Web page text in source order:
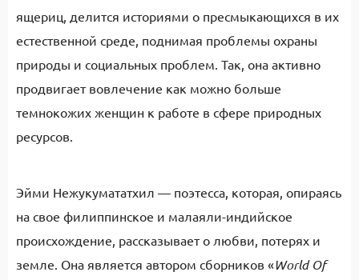
ящериц, делится историями о пресмыкающихся в их
естественной среде, поднимая проблемы охраны
природы и социальных проблем. Так, она активно
продвигает вовлечение как можно больше
темнокожих женщин к работе в сфере природных
ресурсов.
Эйми Нежукумататхил — поэтесса, которая, опираясь
на свое филиппинское и малаяли-индийское
происхождение, рассказывает о любви, потерях и
земле. Она является автором сборников «World Of